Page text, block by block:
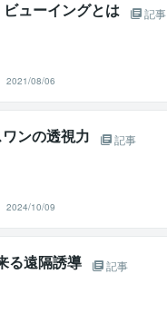
ューイングとは
記事
2021/08/06
ンの透視力
記事
2024/10/09
る遠隔誘導
記事